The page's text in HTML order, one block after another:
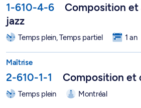
1-610-4-6
Composition
jazz
Temps plein, Temps partiel 1 an
Maîtrise en musique, option
Maîtrise
2-610-1-1 Composition et
Temps plein Montréal